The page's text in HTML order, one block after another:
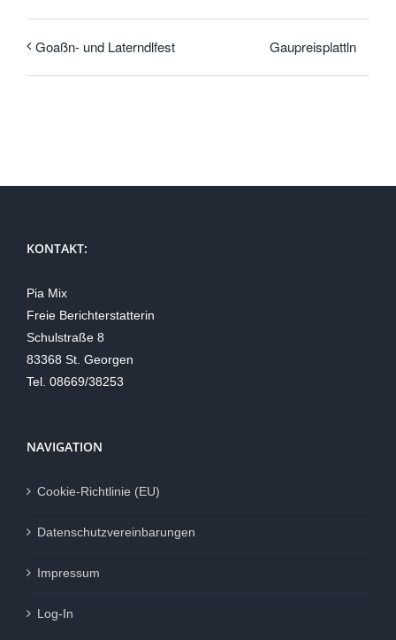
Goaßn- und Laterndlfest Gaupreisplattln
KONTAKT:
Pia Mix
Freie Berichterstatterin
Schulstraße 8
83368 St. Georgen
Tel. 08669/38253
NAVIGATION
Cookie-Richtlinie (EU)
Datenschutzvereinbarungen
Impressum
Log-In